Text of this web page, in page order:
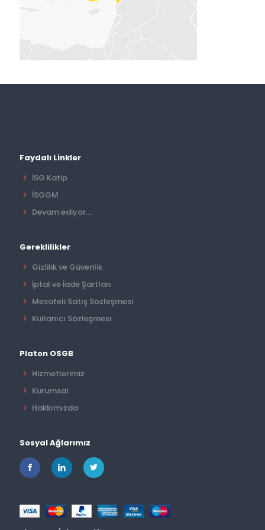
Faydalı Linkler
İSG Katip
İSGGM
Devam ediyor...
Gereklilikler
Gizlilik ve Güvenlik
İptal ve İade Şartları
Mesafeli Satış Sözleşmesi
Kullanıcı Sözleşmesi
Platon OSGB
Hizmetlerimiz
Kurumsal
Hakkımızda
Sosyal Ağlarımız